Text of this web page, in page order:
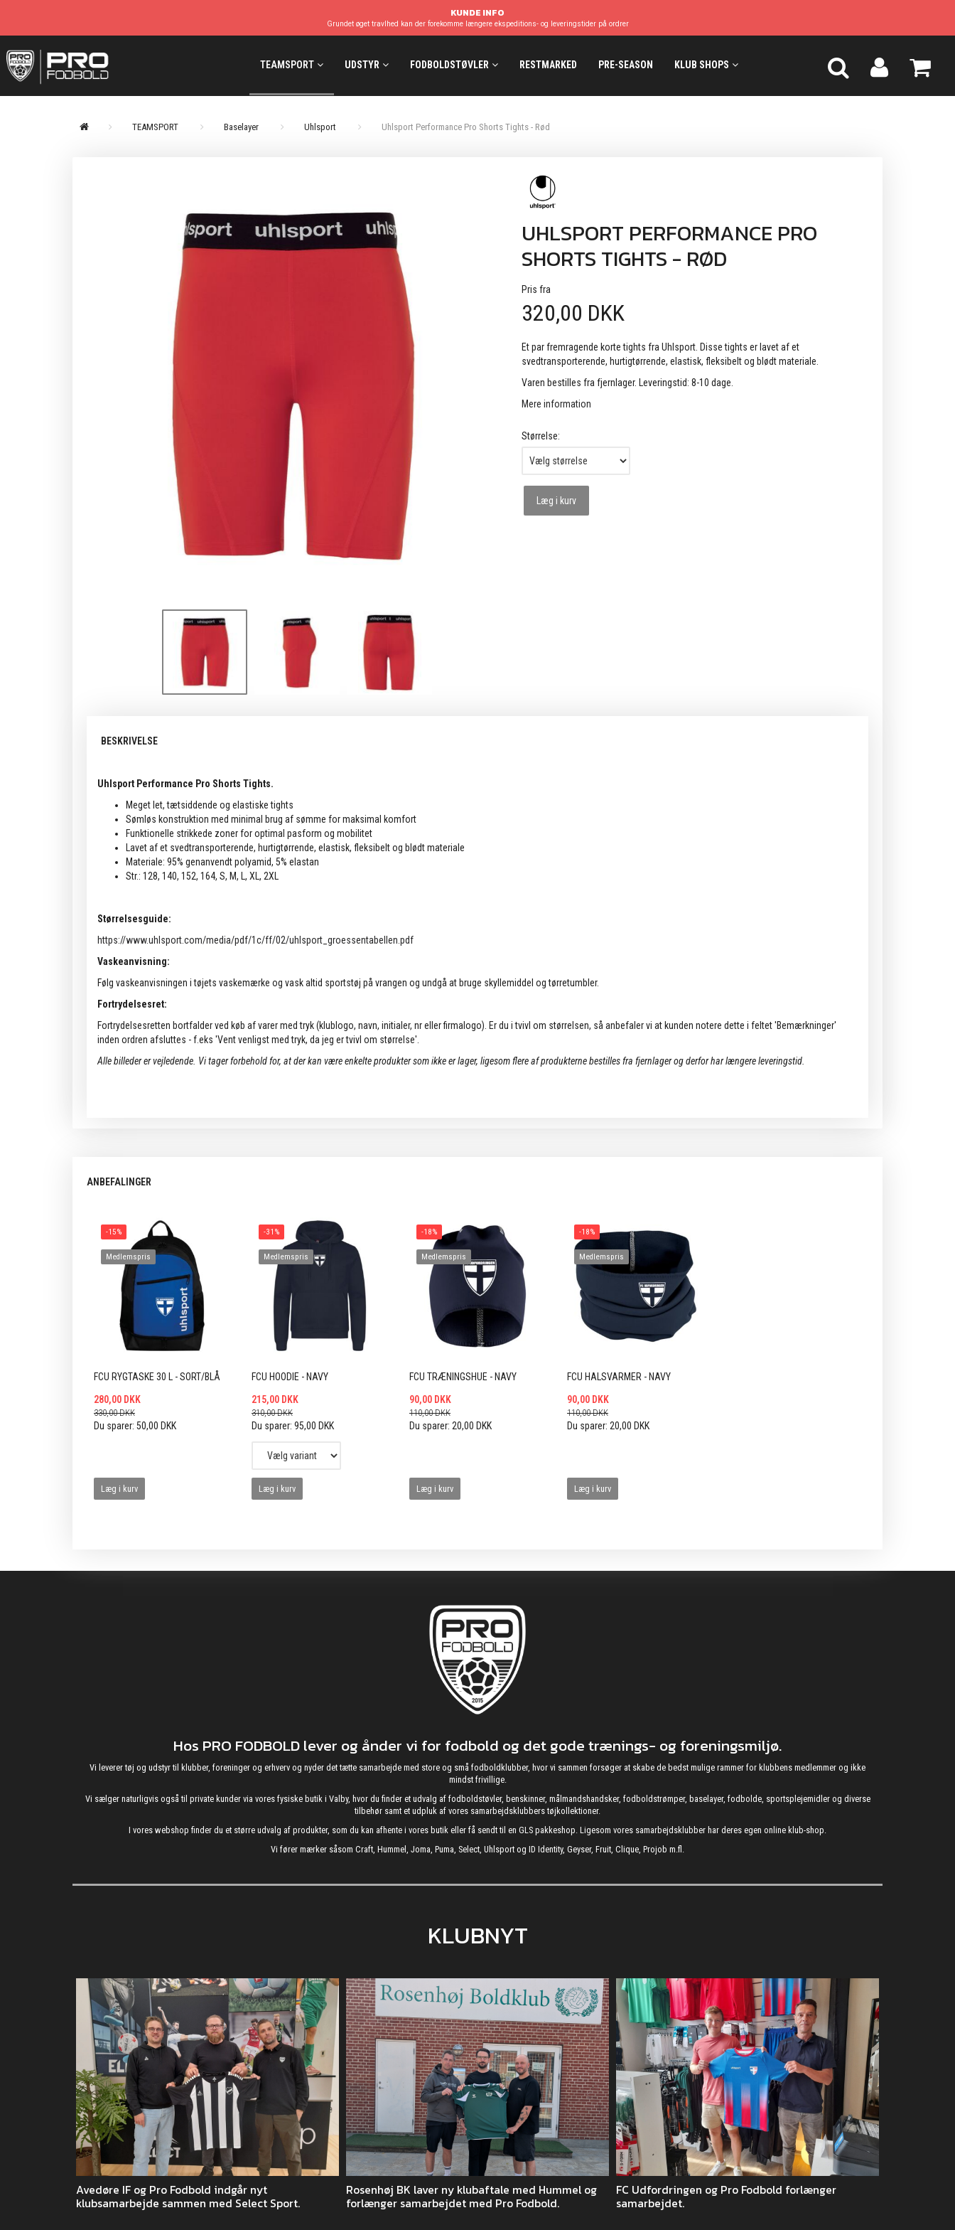
KUNDE INFO
Grundet øget travlhed kan der forekomme længere ekspeditions- og leveringstider på ordrer
TEAMSPORT UDSTYR FODBOLDSTØVLER RESTMARKED PRE-SEASON KLUB SHOPS
TEAMSPORT Baselayer Uhlsport Uhlsport Performance Pro Shorts Tights - Rød
UHLSPORT PERFORMANCE PRO
SHORTS TIGHTS - RØD
Pris fra
320,00 DKK
Et par fremragende korte tights fra Uhlsport. Disse tights er lavet af et
svedtransporterende, hurtigtørrende, elastisk, fleksibelt og blødt materiale.
Varen bestilles fra fjernlager. Leveringstid: 8-10 dage.
Mere information
Størrelse:
Læg i kurv
BESKRIVELSE
Uhlsport Performance Pro Shorts Tights.
Meget let, tætsiddende og elastiske tights
Sømløs konstruktion med minimal brug af sømme for maksimal komfort
Funktionelle strikkede zoner for optimal pasform og mobilitet
Lavet af et svedtransporterende, hurtigtørrende, elastisk, fleksibelt og blødt materiale
Materiale: 95% genanvendt polyamid, 5% elastan
Str.: 128, 140, 152, 164, S, M, L, XL, 2XL
Størrelsesguide:
https://www.uhlsport.com/media/pdf/1c/ff/02/uhlsport_groessentabellen.pdf
Vaskeanvisning:
Følg vaskeanvisningen i tøjets vaskemærke og vask altid sportstøj på vrangen og undgå at bruge skyllemiddel og tørretumbler.
Fortrydelsesret:
Fortrydelsesretten bortfalder ved køb af varer med tryk (klublogo, navn, initialer, nr eller firmalogo). Er du i tvivl om størrelsen, så anbefaler vi at kunden notere dette i feltet 'Bemærkninger'
inden ordren afsluttes - f.eks 'Vent venligst med tryk, da jeg er tvivl om størrelse'.
Alle billeder er vejledende. Vi tager forbehold for, at der kan være enkelte produkter som ikke er lager, ligesom flere af produkterne bestilles fra fjernlager og derfor har længere leveringstid.
ANBEFALINGER
-15%
Medlemspris
FCU RYGTASKE 30 L - SORT/BLÅ
280,00 DKK
330,00 DKK
Du sparer: 50,00 DKK
Læg i kurv
-31%
Medlemspris
FCU HOODIE - NAVY
215,00 DKK
310,00 DKK
Du sparer: 95,00 DKK
Læg i kurv
-18%
Medlemspris
FCU TRÆNINGSHUE - NAVY
90,00 DKK
110,00 DKK
Du sparer: 20,00 DKK
Læg i kurv
-18%
Medlemspris
FCU HALSVARMER - NAVY
90,00 DKK
110,00 DKK
Du sparer: 20,00 DKK
Læg i kurv
Hos PRO FODBOLD lever og ånder vi for fodbold og det gode trænings- og foreningsmiljø.
Vi leverer tøj og udstyr til klubber, foreninger og erhverv og nyder det tætte samarbejde med store og små fodboldklubber, hvor vi sammen forsøger at skabe de bedst mulige rammer for klubbens medlemmer og ikke
mindst frivillige.
Vi sælger naturligvis også til private kunder via vores fysiske butik i Valby, hvor du finder et udvalg af fodboldstøvler, benskinner, målmandshandsker, fodboldstrømper, baselayer, fodbolde, sportsplejemidler og diverse
tilbehør samt et udpluk af vores samarbejdsklubbers tøjkollektioner.
I vores webshop finder du et større udvalg af produkter, som du kan afhente i vores butik eller få sendt til en GLS pakkeshop. Ligesom vores samarbejdsklubber har deres egen online klub-shop.
Vi fører mærker såsom Craft, Hummel, Joma, Puma, Select, Uhlsport og ID Identity, Geyser, Fruit, Clique, Projob m.fl.
KLUBNYT
Avedøre IF og Pro Fodbold indgår nyt
klubsamarbejde sammen med Select Sport.
Rosenhøj BK laver ny klubaftale med Hummel og
forlænger samarbejdet med Pro Fodbold.
FC Udfordringen og Pro Fodbold forlænger
samarbejdet.